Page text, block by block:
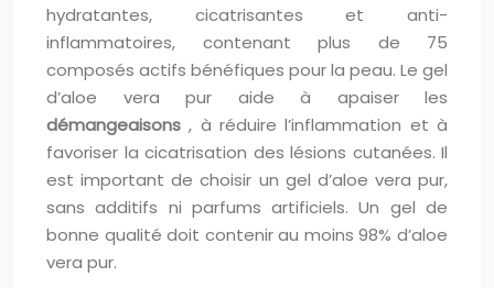
hydratantes, cicatrisantes et anti-
inflammatoires, contenant plus de 75
composés actifs bénéfiques pour la peau. Le gel
d’aloe vera pur aide à apaiser les
démangeaisons, à réduire l’inflammation et à
favoriser la cicatrisation des lésions cutanées. Il
est important de choisir un gel d’aloe vera pur,
sans additifs ni parfums artificiels. Un gel de
bonne qualité doit contenir au moins 98% d’aloe
vera pur.